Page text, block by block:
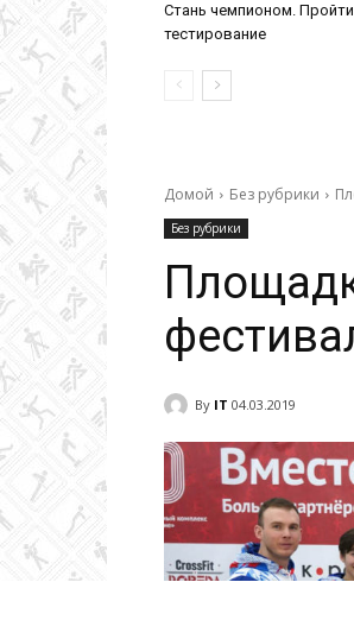
Стань чемпионом. Пройти
тестирование